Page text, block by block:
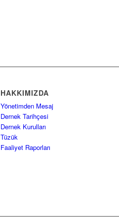
HAKKIMIZDA
Yönetimden Mesaj
Dernek Tarihçesi
Dernek Kurulları
Tüzük
Faaliyet Raporları